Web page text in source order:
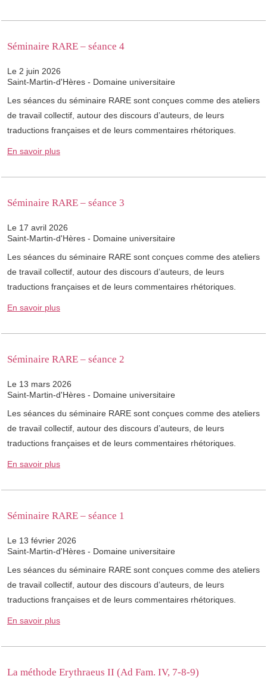
Séminaire RARE – séance 4
Le 2 juin 2026
Saint-Martin-d'Hères - Domaine universitaire
Les séances du séminaire RARE sont conçues comme des ateliers
de travail collectif, autour des discours d’auteurs, de leurs
traductions françaises et de leurs commentaires rhétoriques.
En savoir plus
Séminaire RARE – séance 3
Le 17 avril 2026
Saint-Martin-d'Hères - Domaine universitaire
Les séances du séminaire RARE sont conçues comme des ateliers
de travail collectif, autour des discours d’auteurs, de leurs
traductions françaises et de leurs commentaires rhétoriques.
En savoir plus
Séminaire RARE – séance 2
Le 13 mars 2026
Saint-Martin-d'Hères - Domaine universitaire
Les séances du séminaire RARE sont conçues comme des ateliers
de travail collectif, autour des discours d’auteurs, de leurs
traductions françaises et de leurs commentaires rhétoriques.
En savoir plus
Séminaire RARE – séance 1
Le 13 février 2026
Saint-Martin-d'Hères - Domaine universitaire
Les séances du séminaire RARE sont conçues comme des ateliers
de travail collectif, autour des discours d’auteurs, de leurs
traductions françaises et de leurs commentaires rhétoriques.
En savoir plus
La méthode Erythraeus II (Ad Fam. IV, 7-8-9)